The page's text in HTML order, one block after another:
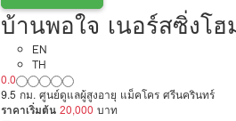
บ้านพอใจ เนอร์สซิ่งโฮ
EN
TH
0.0
9.5 กม. ศูนย์ดูแลผู้สูงอายุ แม็คโคร ศรีนครินทร์
ราคาเริ่มต้น 20,000 บาท